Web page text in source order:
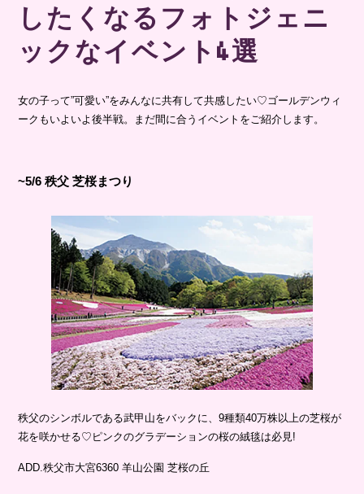
したくなるフォトジェニ
ックなイベント4選
女の子って”可愛い”をみんなに共有して共感したい♡ゴールデンウィ
ークもいよいよ後半戦。まだ間に合うイベントをご紹介します。
~5/6 秩父 芝桜まつり
秩父のシンボルである武甲山をバックに、9種類40万株以上の芝桜が
花を咲かせる♡ピンクのグラデーションの桜の絨毯は必見!
ADD.秩父市大宮6360 羊山公園 芝桜の丘